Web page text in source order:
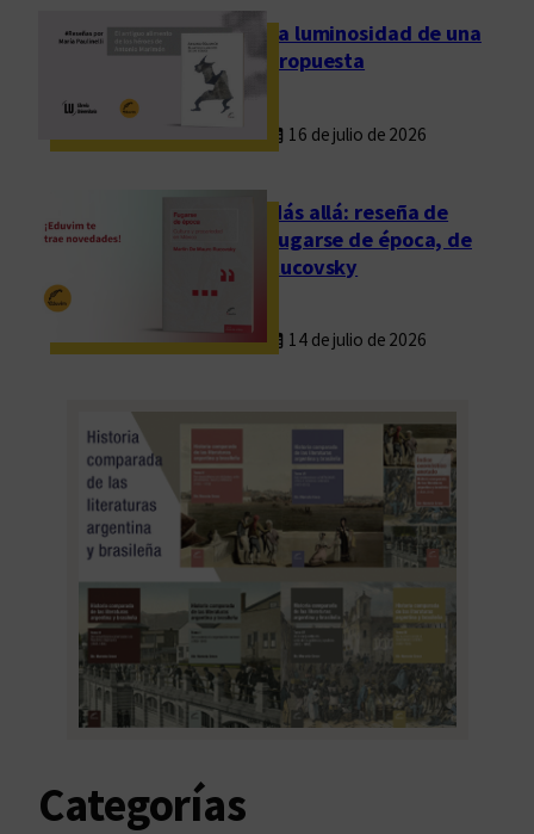
La luminosidad de una
propuesta
16 de julio de 2026
Más allá: reseña de
Fugarse de época, de
Rucovsky
14 de julio de 2026
Categorías